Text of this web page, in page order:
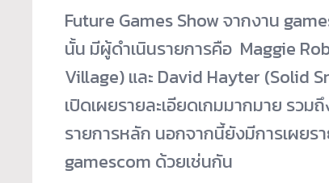
Future Games Show จากงาน
นั้น มีผู้ดำเนินรายการคือ Maggie
Village) และ David Hayter (Solid
เปิดเผยรายละเอียดเกมมากมาย รว
รายการหลัก นอกจากนี้ยังมีการเผยร
gamescom ด้วยเช่นกัน